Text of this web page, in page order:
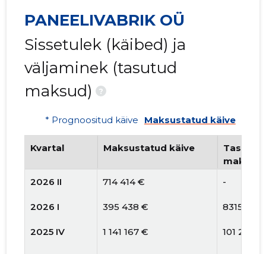
PANEELIVABRIK OÜ
Sissetulek (käibed) ja
väljaminek (tasutud
maksud)
?
* Prognoositud käive Maksustatud käive
Kvartal Maksustatud käive
maksud
2026 II
714 414 € -
2026 I 395 438 € 8315 €
2025 IV 1 141 167 € 101 267 €